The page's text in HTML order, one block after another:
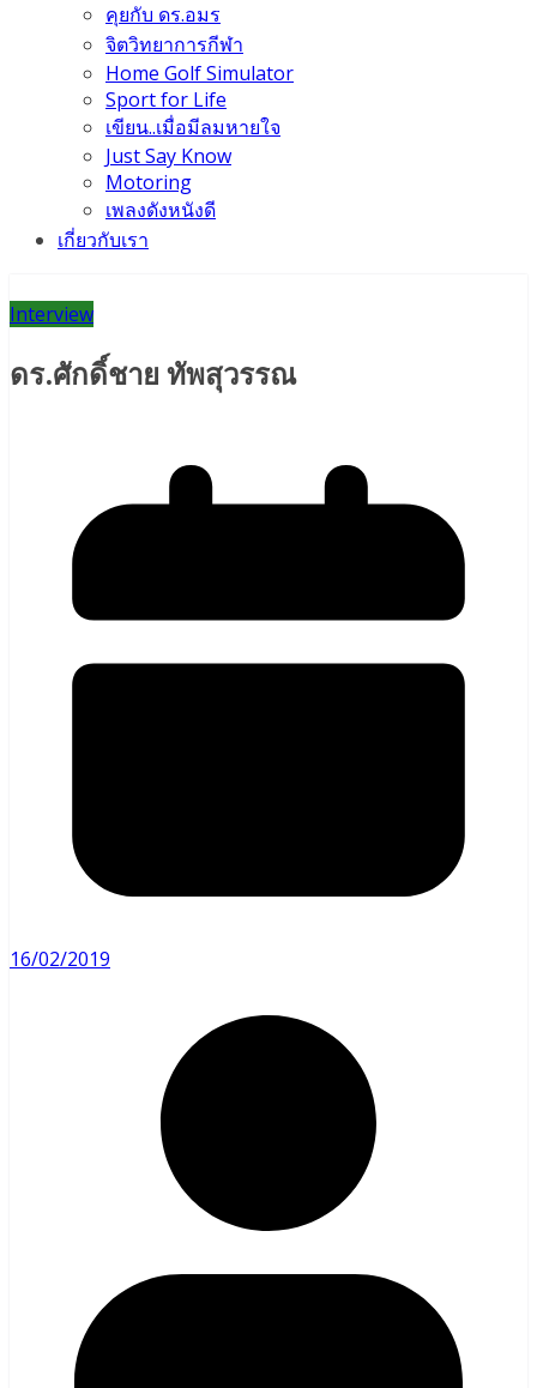
คุยกับ ดร.อมร
จิตวิทยาการกีฬา
Home Golf Simulator
Sport for Life
เขียน..เมื่อมีลมหายใจ
Just Say Know
Motoring
เพลงดังหนังดี
เกี่ยวกับเรา
Interview
ดร.ศักดิ์ชาย ทัพสุวรรณ
16/02/2019